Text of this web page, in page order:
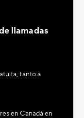
llamadas
tanto a
en Canadá en